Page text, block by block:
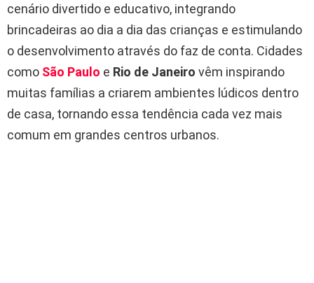
cenário divertido e educativo, integrando
brincadeiras ao dia a dia das crianças e estimulando
o desenvolvimento através do faz de conta. Cidades
como São Paulo e Rio de Janeiro vêm inspirando
muitas famílias a criarem ambientes lúdicos dentro
de casa, tornando essa tendência cada vez mais
comum em grandes centros urbanos.